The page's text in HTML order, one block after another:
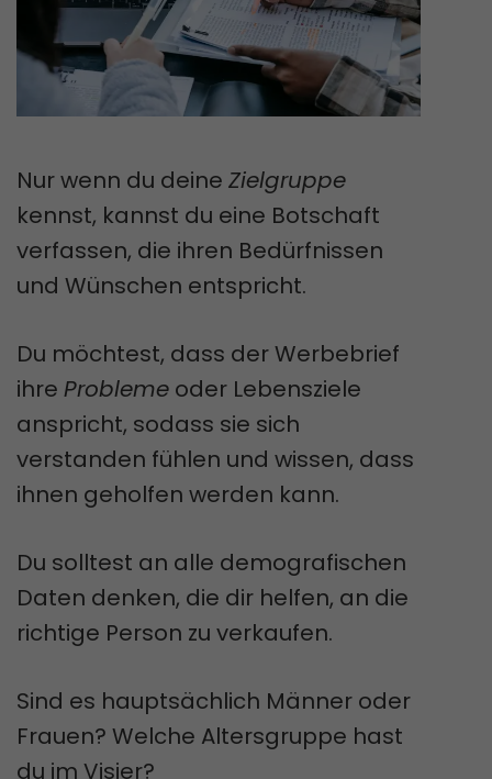
Nur wenn du deine Zielgruppe
kennst, kannst du eine Botschaft
verfassen, die ihren Bedürfnissen
und Wünschen entspricht.
Du möchtest, dass der Werbebrief
ihre Probleme oder Lebensziele
anspricht, sodass sie sich
verstanden fühlen und wissen, dass
ihnen geholfen werden kann.
Du solltest an alle demografischen
Daten denken, die dir helfen, an die
richtige Person zu verkaufen.
Sind es hauptsächlich Männer oder
Frauen? Welche Altersgruppe hast
du im Visier?